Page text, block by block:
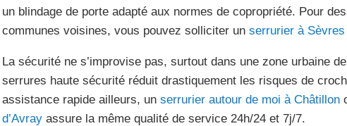
un blindage de porte adapté aux normes de copropriété. Pour
communes voisines, vous pouvez solliciter un serrurier à Sèvres
La sécurité ne s’improvise pas, surtout dans une zone urbaine
serrures haute sécurité réduit drastiquement les risques de
assistance rapide ailleurs, un serrurier autour de moi à Châtillon
d’Avrayassure la même qualité de service 24h/24 et 7j/7.